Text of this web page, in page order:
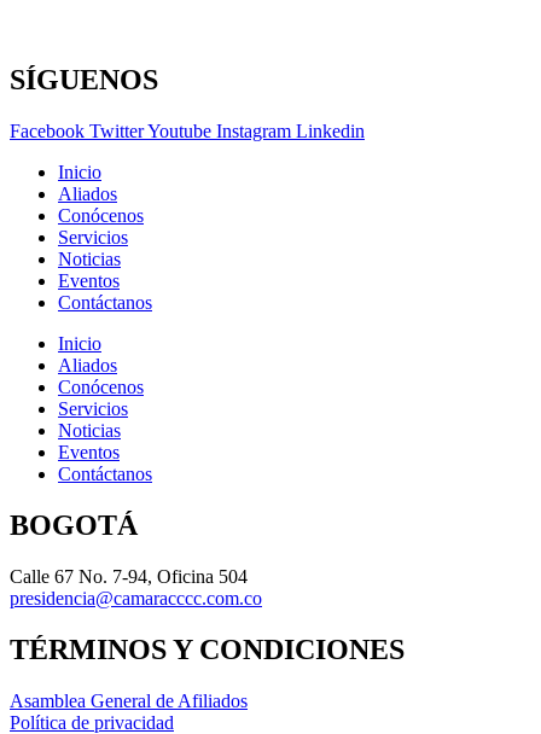
SÍGUENOS
Facebook TwitterYoutube Instagram Linkedin
Inicio
Aliados
Conócenos
Servicios
Noticias
Eventos
Contáctanos
Inicio
Aliados
Conócenos
Servicios
Noticias
Eventos
Contáctanos
BOGOTÁ
Calle 67 No. 7-94, Oficina 504
presidencia@camaracccc.com.co
TÉRMINOS Y CONDICIONES
Asamblea General de Afiliados
Política de privacidad